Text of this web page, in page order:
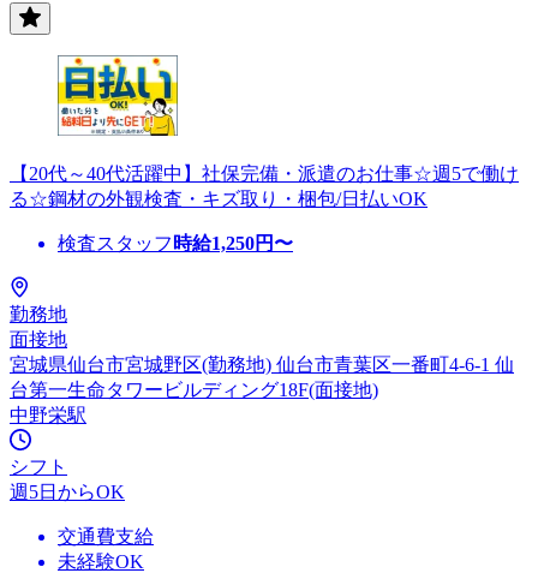
【20代～40代活躍中】社保完備・派遣のお仕事☆週5で働け
る☆鋼材の外観検査・キズ取り・梱包/日払いOK
検査スタッフ 時給1,250円〜
勤務地
面接地
宮城県仙台市宮城野区(勤務地) 仙台市青葉区一番町4-6-1 仙
台第一生命タワービルディング18F(面接地)
中野栄駅
シフト
週5日からOK
交通費支給
未経験OK